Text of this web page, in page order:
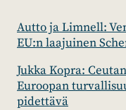
Autto ja Limnell:
EU:n laajuinen
Jukka Kopra:
Euroopan
pidettävä